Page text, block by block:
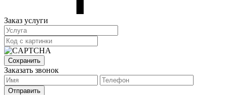
Заказ услуги
Сохранить
Заказать звонок
Отправить